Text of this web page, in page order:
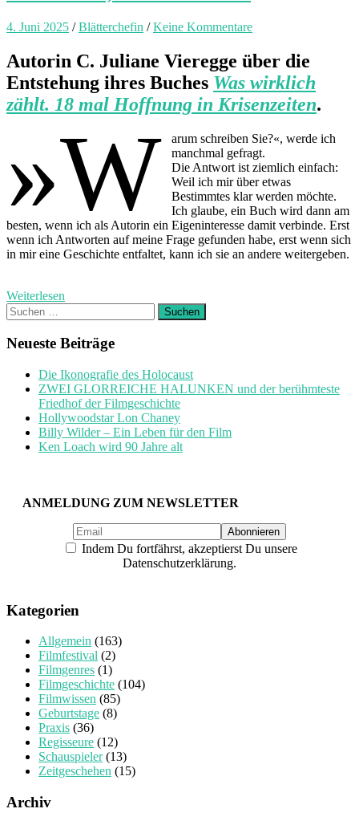
4. Juni 2025 /Blätterchefin /Keine Kommentare
Autorin C. Juliane Vieregge über die
Entstehung ihres Buches Was wirklich
zählt. 18 mal Hoffnung in Krisenzeiten.
»W
arum schreiben Sie?«, werde ich
manchmal gefragt.
Die Antwort ist ziemlich einfach:
Weil ich mir über etwas
Bestimmtes klar werden möchte.
Ich glaube, ein Buch wird dann am
besten, wenn ich als Autorin ein Eigeninteresse damit verbinde. Erst
wenn ich Antworten auf meine Frage gefunden habe, erst wenn sich
in mir eine Geschichte entfaltet, kann ich sie an andere weitergeben.
Weiterlesen
Suchen
nach:
Neueste Beiträge
Die Ikonografie des Holocaust
ZWEI GLORREICHE HALUNKEN und der berühmteste
Friedhof der Filmgeschichte
Hollywoodstar Lon Chaney
Billy Wilder – Ein Leben für den Film
Ken Loach wird 90 Jahre alt
ANMELDUNG ZUM NEWSLETTER
Indem Du fortfährst, akzeptierst Du unsere
Datenschutzerklärung.
Kategorien
Allgemein (163)
Filmfestival (2)
Filmgenres (1)
Filmgeschichte (104)
Filmwissen (85)
Geburtstage (8)
Praxis (36)
Regisseure (12)
Schauspieler(13)
Zeitgeschehen (15)
Archiv